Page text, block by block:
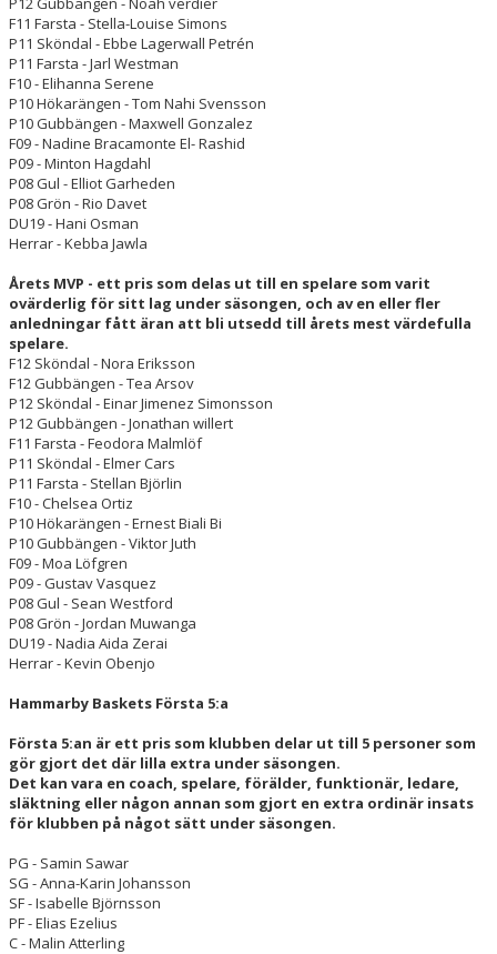
F11 Farsta - Stella-Louise Simons
P11 Sköndal - Ebbe Lagerwall Petrén
P11 Farsta - Jarl Westman
F10 - Elihanna Serene
P10 Hökarängen - Tom Nahi Svensson
P10 Gubbängen - Maxwell Gonzalez
F09 - Nadine Bracamonte El- Rashid
P09 - Minton Hagdahl
P08 Gul - Elliot Garheden
P08 Grön - Rio Davet
DU19 - Hani Osman
Herrar - Kebba Jawla
Årets MVP - ett pris som delas ut till en spelare som varit
ovärderlig för sitt lag under säsongen, och av en eller fler
anledningar fått äran att bli utsedd till årets mest värdefulla
spelare.
F12 Sköndal - Nora Eriksson
F12 Gubbängen - Tea Arsov
P12 Sköndal - Einar Jimenez Simonsson
P12 Gubbängen - Jonathan willert
F11 Farsta - Feodora Malmlöf
P11 Sköndal - Elmer Cars
P11 Farsta - Stellan Björlin
F10 - Chelsea Ortiz
P10 Hökarängen - Ernest Biali Bi
P10 Gubbängen - Viktor Juth
F09 - Moa Löfgren
P09 - Gustav Vasquez
P08 Gul - Sean Westford
P08 Grön - Jordan Muwanga
DU19 - Nadia Aida Zerai
Herrar - Kevin Obenjo
Hammarby Baskets Första 5:a
Första 5:an är ett pris som klubben delar ut till 5 personer som
gör gjort det där lilla extra under säsongen.
Det kan vara en coach, spelare, förälder, funktionär, ledare,
släktning eller någon annan som gjort en extra ordinär insats
för klubben på något sätt under säsongen.
PG - Samin Sawar
SG - Anna-Karin Johansson
SF - Isabelle Björnsson
PF - Elias Ezelius
C - Malin Atterling